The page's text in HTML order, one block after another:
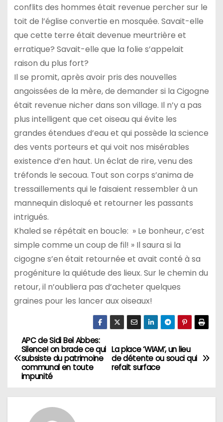
conflits des hommes était revenue percher sur le
toit de l’église convertie en mosquée. Savait-elle
que cette terre était devenue meurtrière et
erratique? Savait-elle que la folie s’appelait
raison du plus fort?
Il se promit, après avoir pris des nouvelles
angoissées de la mère, de demander si la Cigogne
était revenue nicher dans son village. Il n’y a pas
plus intelligent que cet oiseau qui évite les
grandes étendues d’eau et qui possède la science
des vents porteurs et qui voit nos misérables
existence d’en haut. Un éclat de rire, venu des
tréfonds le secoua. Tout son corps s’anima de
tressaillements qui le faisaient ressembler à un
mannequin disloqué et retourner les passants
intrigués.
Khaled se répétait en boucle: » Le bonheur, c’est
simple comme un coup de fil! » Il saura si la
cigogne s’en était retournée et avait conté à sa
progéniture la quiétude des lieux. Sur le chemin du
retour, il n’oubliera pas d’acheter quelques
graines pour les lancer aux oiseaux!
N
a
La place ‘WIAM’, un lieu
de détente ou souci qui
refait surface
APC de Sidi Bel Abbes:
Silence! on brade ce qui
subsiste du patrimoine
communal en toute
impunité